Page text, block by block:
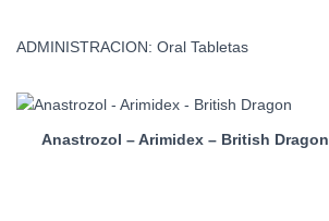
ADMINISTRACION: Oral Tabletas
Anastrozol – Arimidex – British Dragon